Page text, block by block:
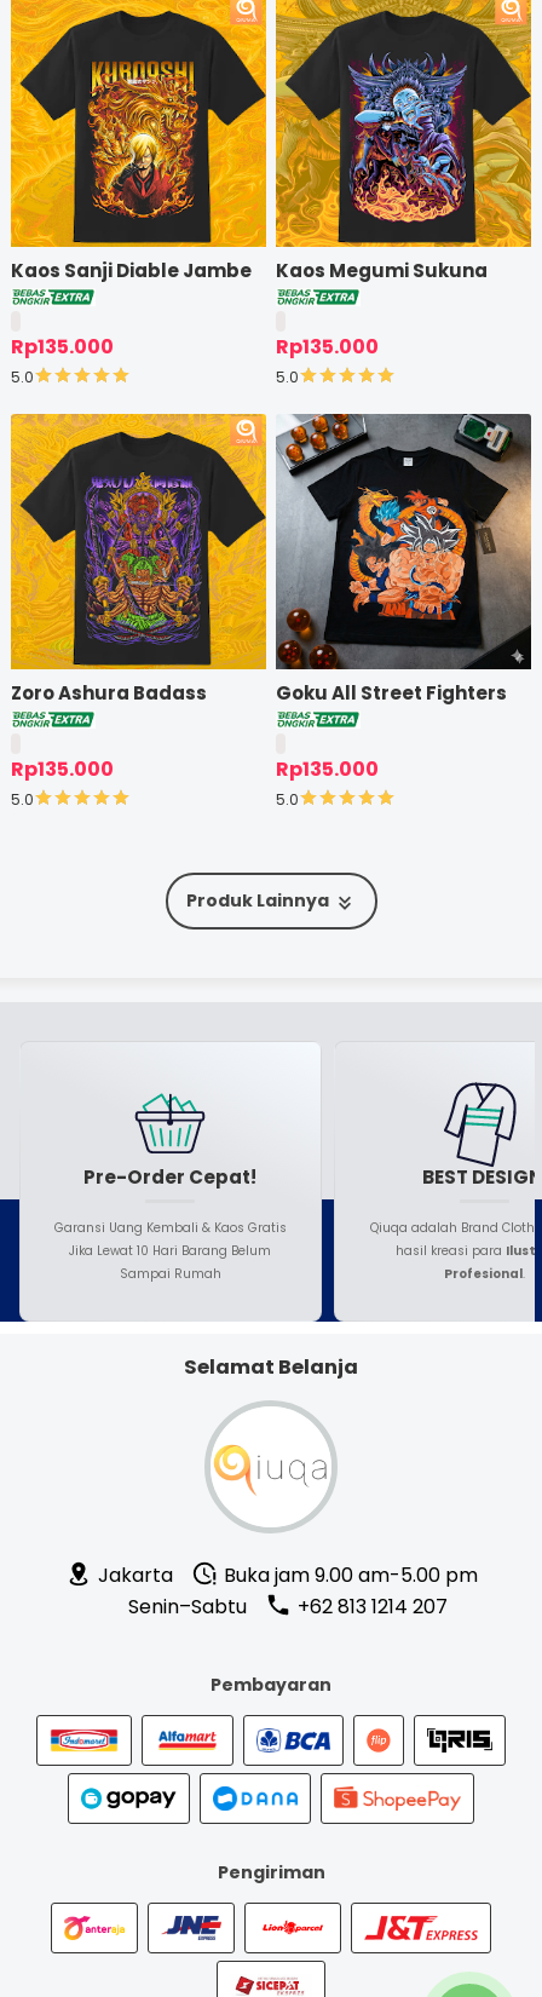
Kaos Sanji Diable Jambe
Rp135.000
5.0
Kaos Megumi Sukuna
Rp135.000
5.0
Zoro Ashura Badass
Rp135.000
5.0
Goku All Street Fighters
Rp135.000
5.0
Produk Lainnya
Pre-Order Cepat!
Garansi Uang Kembali & Kaos Gratis
Jika Lewat 10 Hari Barang Belum
Sampai Rumah
BEST
Qiuqa adalah Brand
hasil kreasi para
Profesional.
Selamat Belanja
Jakarta
Buka jam 9.00 am-5.00 pm
Senin–Sabtu
+62 813 1214 207
Pembayaran
Pengiriman